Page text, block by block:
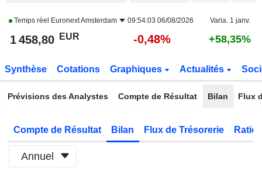
Temps réel Euronext Amsterdam 09:54:03 06/08/2026 Varia. 1 janv.
1 458,80 EUR -0,48% +58,35%
Synthèse Cotations Graphiques Actualités
Prévisions des Analystes Compte de Résultat Bilan Flux
Compte de Résultat Bilan Flux de Trésorerie
Annuel